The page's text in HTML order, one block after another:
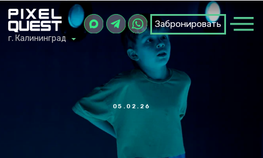
Забронировать
г. Калининград
г. Калининград
Забронировать
05.02.26